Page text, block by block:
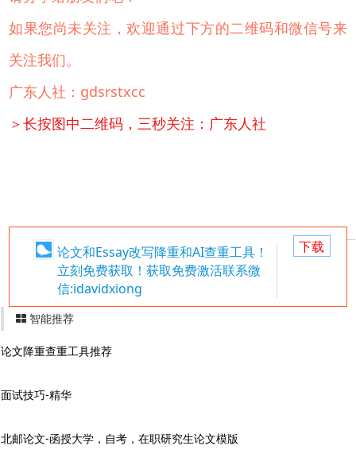
如果您尚未关注，欢迎通过下方的二维码和微信号来
关注我们。
广东人社：gdsrstxcc
＞长按图中二维码，三秒关注：广东人社
论文和Essay改写降重和AI查重工具！
立刻免费获取！获取免费激活联系微
信:idavidxiong
下载
智能推荐
论文降重查重工具推荐
面试技巧-精华
北邮论文-函授大学，自考，在职研究生论文模版